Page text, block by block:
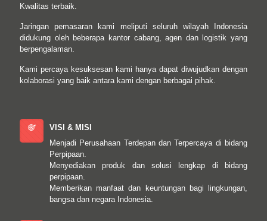
Kwalitas terbaik.
Jaringan pemasaran kami meliputi seluruh wilayah Indonesia
didukung oleh beberapa kantor cabang, agen dan logistik yang
berpengalaman.
Kami percaya kesuksesan kami hanya dapat diwujudkan dengan
kolaborasi yang baik antara kami dengan berbagai pihak.
VISI & MISI
Menjadi Perusahaan Terdepan dan Terpercaya di bidang
Perpipaan.
Menyediakan produk dan solusi lengkap di bidang
perpipaan.
Memberikan manfaat dan keuntungan bagi lingkungan,
bangsa dan negara Indonesia.